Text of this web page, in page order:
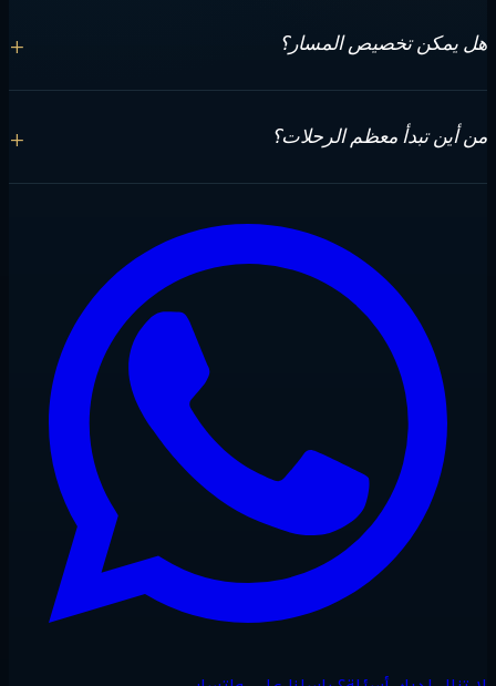
تستوعب أزاليا حتى 18 ضيفا في 9 كبائن خاصة بحمامات داخلية.
هل يمكن تخصيص المسار؟ +
نعم. يتم التخطيط حول التواريخ والضيوف والطقس والأنشطة
المطلوبة.
من أين تبدأ معظم الرحلات؟ +